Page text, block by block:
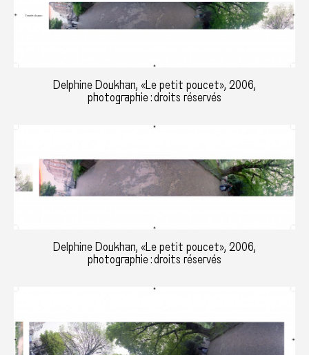
Delphine Doukhan, «Le petit poucet», 2006,
photographie : droits réservés
Delphine Doukhan, «Le petit poucet», 2006,
photographie : droits réservés